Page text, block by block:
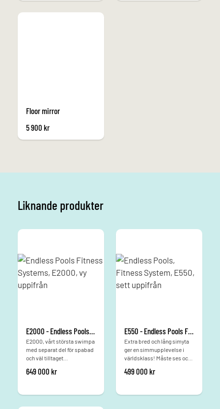
Floor mirror
5 900 kr
Liknande produkter
E2000 - Endless Pools Fitness System
E2000, vårt största swimpa
med separat del för spabad
och väl tilltaget
649 000 kr
E550 - Endless Pools Fitness Systems
Extra bred och lång simyta
ger en simmupplevelse i
världsklass! Måste ses och
499 000 kr